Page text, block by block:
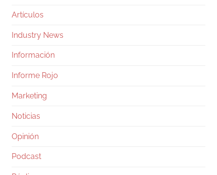
Artículos
Industry News
Información
Informe Rojo
Marketing
Noticias
Opinión
Podcast